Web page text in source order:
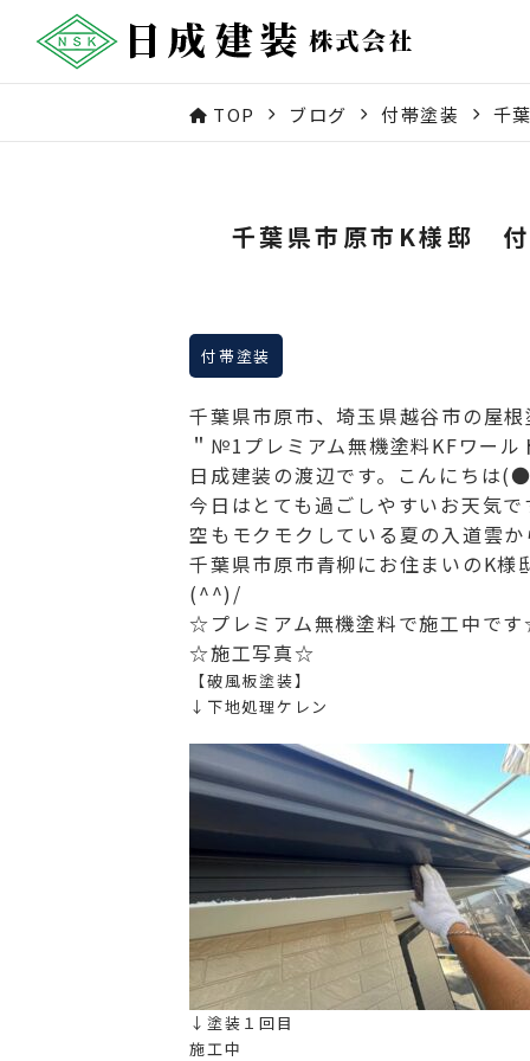
TOP ブログ 付帯塗装 千
千葉県市原市K様邸 付
付帯塗装
千葉県市原市、埼玉県越谷市の屋
＂№1プレミアム無機塗料KFワー
日成建装の渡辺です。こんにち
今日はとても過ごしやすいお天気
空もモクモクしている夏の入道雲
千葉県市原市青柳にお住まいのK
(^^)/
☆プレミアム無機塗料で施工中で
☆施工写真☆
【破風板塗装】
↓下地処理ケレン
↓塗装１回目
施工中